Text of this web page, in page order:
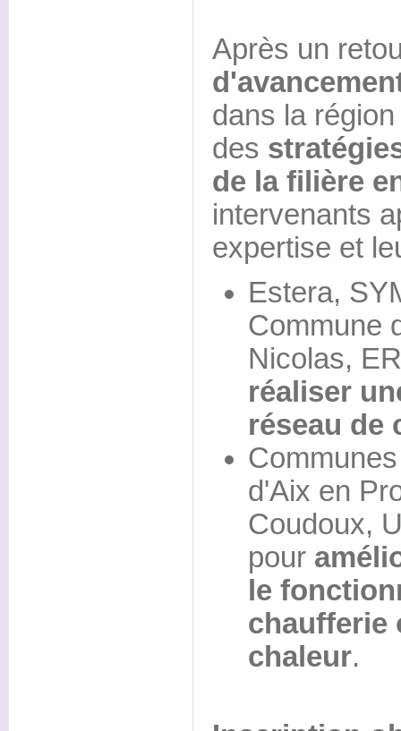
Après un
dans la
des
de la filière
intervenants
expertise et
Estera,
Commune
Nicolas,
réaliser
réseau de
d'Aix en
Coudoux,
pour
le
chaufferie
chaleur.